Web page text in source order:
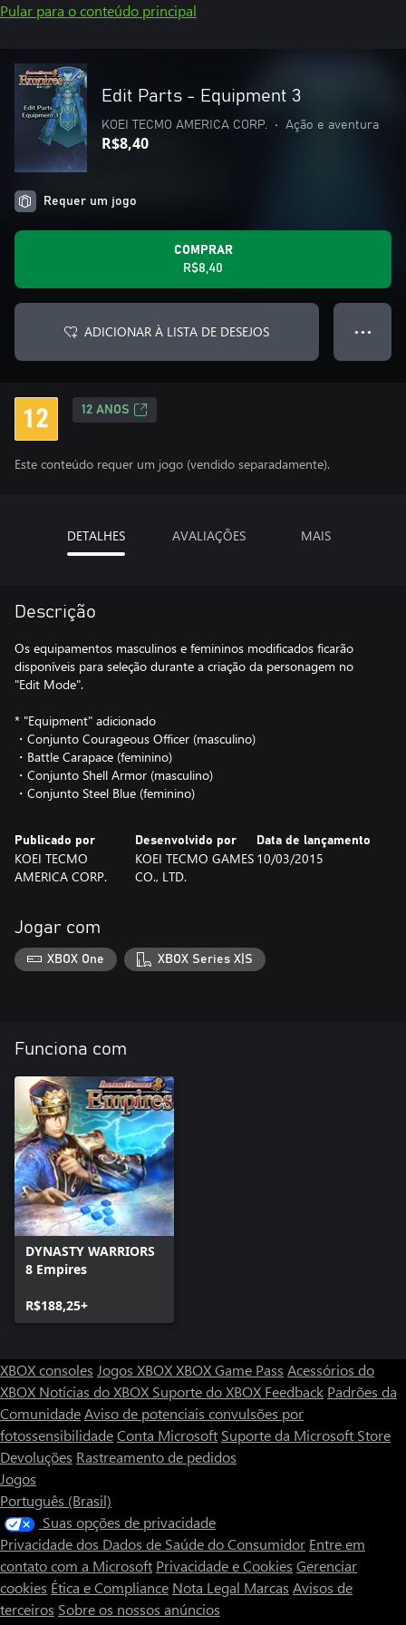
Pular para o conteúdo principal
Edit Parts - Equipment 3
KOEI TECMO AMERICA CORP. • Ação e aventura
R$8,40
Requer um jogo
COMPRAR
R$8,40
ADICIONAR À LISTA DE DESEJOS ● ● ●
12 ANOS
Este conteúdo requer um jogo (vendido separadamente).
DETALHES AVALIAÇÕES MAIS
Descrição
Os equipamentos masculinos e femininos modificados ficarão
disponíveis para seleção durante a criação da personagem no
"Edit Mode".
* "Equipment" adicionado
・Conjunto Courageous Officer (masculino)
・Battle Carapace (feminino)
・Conjunto Shell Armor (masculino)
・Conjunto Steel Blue (feminino)
Publicado por
KOEI TECMO
AMERICA CORP.
Desenvolvido por
KOEI TECMO GAMES
CO., LTD.
Data de lançamento
10/03/2015
Jogar com
XBOX One XBOX Series X|S
Funciona com
DYNASTY WARRIORS
8 Empires
R$188,25+
XBOX consoles Jogos XBOXXBOX Game Pass Acessórios do
XBOX Notícias do XBOX Suporte do XBOX Feedback Padrões da
ComunidadeAviso de potenciais convulsões por
fotossensibilidadeConta Microsoft Suporte da Microsoft Store
Devoluções Rastreamento de pedidos
Jogos
Português (Brasil)
Suas opções de privacidade
Privacidade dos Dados de Saúde do Consumidor Entre em
contato com a Microsoft Privacidade e Cookies Gerenciar
cookies Ética e Compliance Nota Legal Marcas Avisos de
terceiros Sobre os nossos anúncios